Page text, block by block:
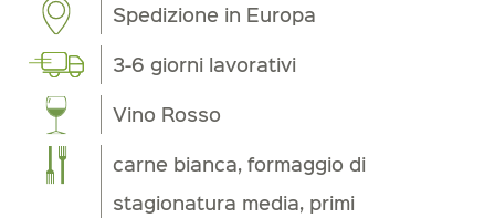
Spedizione in Europa
3-6 giorni lavorativi
Vino Rosso
carne bianca, formaggio di
stagionatura media, primi